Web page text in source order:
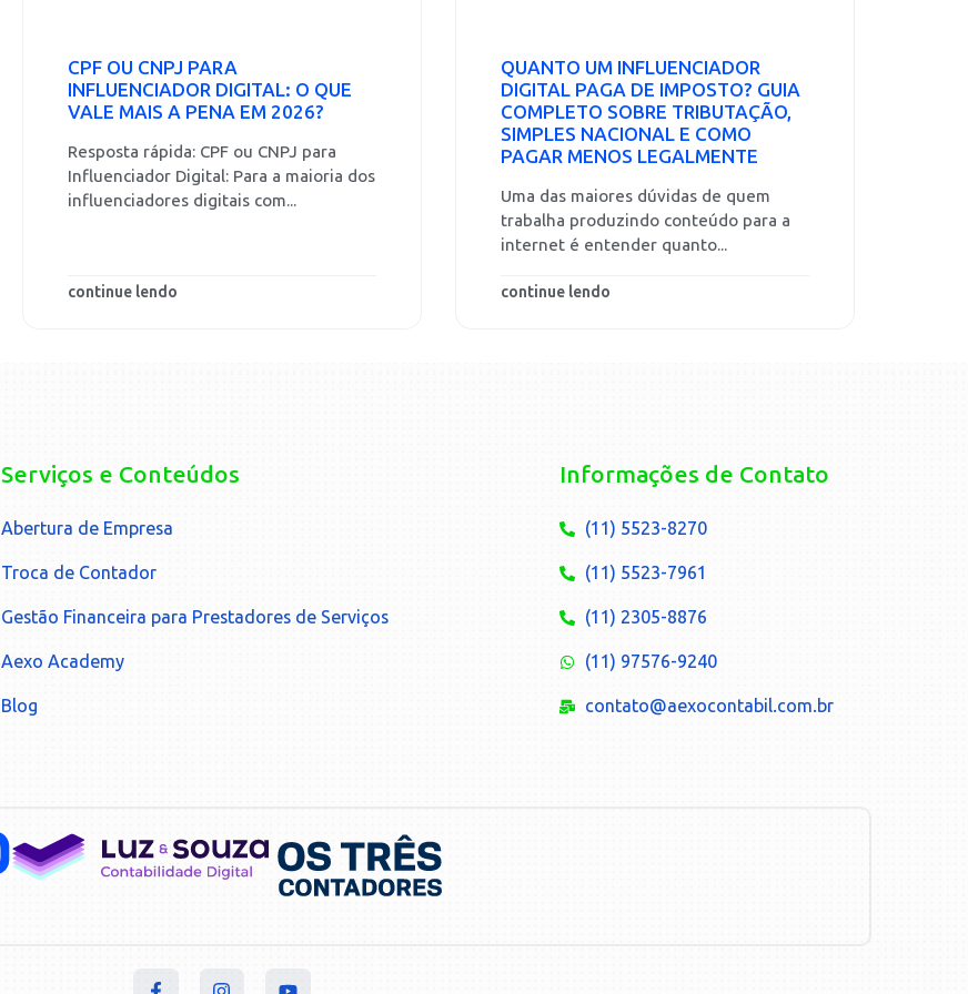
CPF OU CNPJ PARA
INFLUENCIADOR DIGITAL: O QUE
VALE MAIS A PENA EM 2026?
Resposta rápida: CPF ou CNPJ para
Influenciador Digital: Para a maioria dos
influenciadores digitais com...
continue lendo
QUANTO UM INFLUENCIADOR
DIGITAL PAGA DE IMPOSTO? GUIA
COMPLETO SOBRE TRIBUTAÇÃO,
SIMPLES NACIONAL E COMO
PAGAR MENOS LEGALMENTE
Uma das maiores dúvidas de quem
trabalha produzindo conteúdo para a
internet é entender quanto...
continue lendo
Serviços e Conteúdos
Abertura de Empresa
Troca de Contador
Gestão Financeira para Prestadores de Serviços
Aexo Academy
Blog
Informações de Contato
(11) 5523-8270
(11) 5523-7961
(11) 2305-8876
(11) 97576-9240
contato@aexocontabil.com.br